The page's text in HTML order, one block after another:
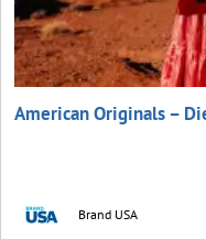
American Originals –
Brand USA